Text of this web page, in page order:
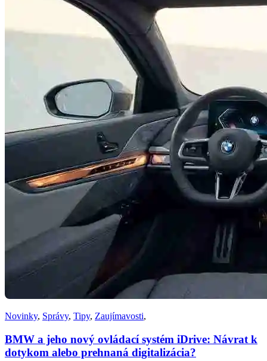
Novinky, Správy, Tipy, Zaujímavosti,
BMW a jeho nový ovládací systém iDrive: Návrat k
dotykom alebo prehnaná digitalizácia?